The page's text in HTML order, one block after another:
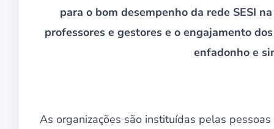
para o bom desempenho da rede SESI
professores e gestores e o engajamento
enfadonho e
As organizações são instituídas pelas